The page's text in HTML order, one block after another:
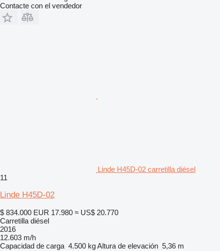
Contacte con el vendedor
Linde H45D-02 carretilla diésel
11
Linde H45D-02
$ 834.000 EUR 17.980 ≈ US$ 20.770
Carretilla diésel
2016
12.603 m/h
Capacidad de carga 4.500 kgAltura de elevación 5,36 m